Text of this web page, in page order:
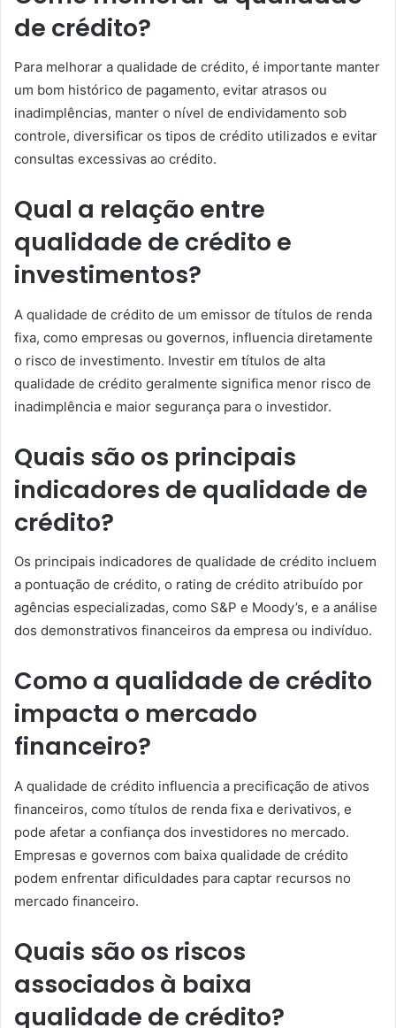
de crédito?
Para melhorar a qualidade de crédito, é importante manter
um bom histórico de pagamento, evitar atrasos ou
inadimplências, manter o nível de endividamento sob
controle, diversificar os tipos de crédito utilizados e evitar
consultas excessivas ao crédito.
Qual a relação entre
qualidade de crédito e
investimentos?
A qualidade de crédito de um emissor de títulos de renda
fixa, como empresas ou governos, influencia diretamente
o risco de investimento. Investir em títulos de alta
qualidade de crédito geralmente significa menor risco de
inadimplência e maior segurança para o investidor.
Quais são os principais
indicadores de qualidade de
crédito?
Os principais indicadores de qualidade de crédito incluem
a pontuação de crédito, o rating de crédito atribuído por
agências especializadas, como S&P e Moody’s, e a análise
dos demonstrativos financeiros da empresa ou indivíduo.
Como a qualidade de crédito
impacta o mercado
financeiro?
A qualidade de crédito influencia a precificação de ativos
financeiros, como títulos de renda fixa e derivativos, e
pode afetar a confiança dos investidores no mercado.
Empresas e governos com baixa qualidade de crédito
podem enfrentar dificuldades para captar recursos no
mercado financeiro.
Quais são os riscos
associados à baixa
qualidade de crédito?